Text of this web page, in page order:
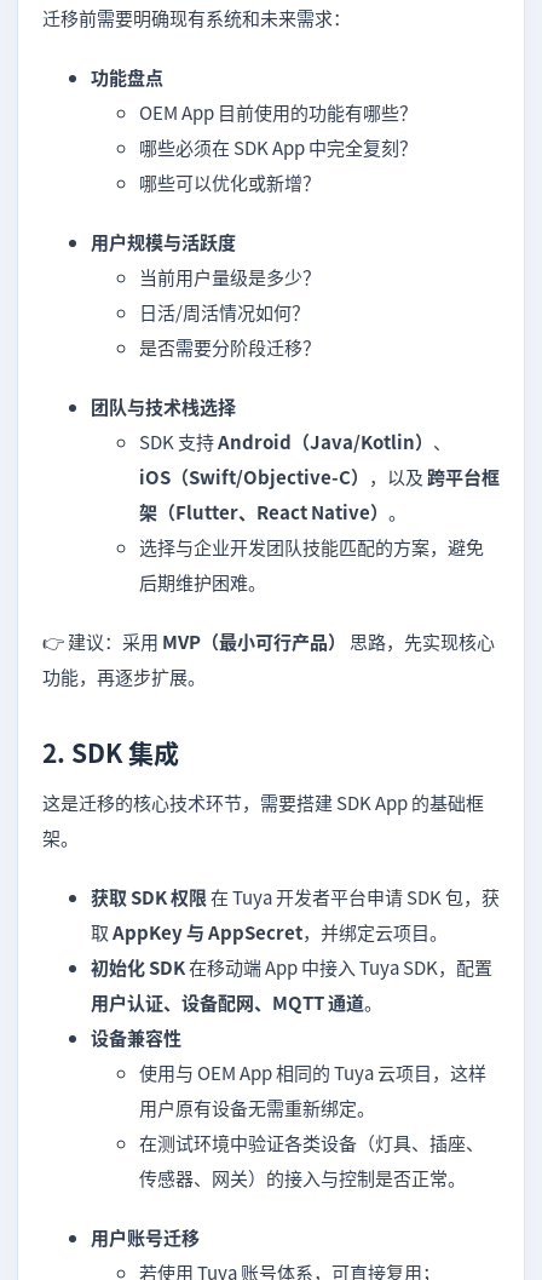
迁移前需要明确现有系统和未来需求：
功能盘点
OEM App 目前使用的功能有哪些？
哪些必须在 SDK App 中完全复刻？
哪些可以优化或新增？
用户规模与活跃度
当前用户量级是多少？
日活/周活情况如何？
是否需要分阶段迁移？
团队与技术栈选择
SDK 支持Android（Java/Kotlin） 、
iOS（Swift/Objective-C） ，以及 跨平台框
架（Flutter、React Native） 。
选择与企业开发团队技能匹配的方案，避免
后期维护困难。
👉 建议：采用 MVP（最小可行产品）
思路，先实现核心
功能，再逐步扩展。
2. SDK 集成
这是迁移的核心技术环节，需要搭建 SDK App 的基础框
架。
获取 SDK 权限在 Tuya 开发者平台申请 SDK 包，获
取AppKey 与 AppSecret，并绑定云项目。
初始化 SDK在移动端 App 中接入 Tuya SDK，配置
用户认证、设备配网、MQTT 通道。
设备兼容性
使用与 OEM App 相同的 Tuya 云项目，这样
用户原有设备无需重新绑定。
在测试环境中验证各类设备（灯具、插座、
传感器、网关）的接入与控制是否正常。
用户账号迁移
若使用 Tuya 账号体系，可直接复用；